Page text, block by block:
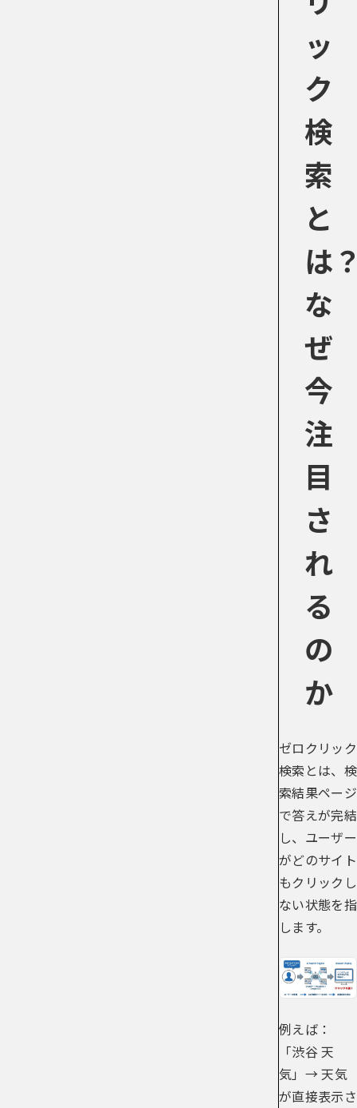
ッ
ク
検
索
と
は
な
ぜ
今
注
目
さ
れ
る
の
か
ゼロクリック
検索とは、検
索結果ページ
で答えが完結
し、ユーザー
がどのサイト
もクリックし
ない状態を指
します。
例えば：
「渋谷 天
気」→ 天気
が直接表示さ